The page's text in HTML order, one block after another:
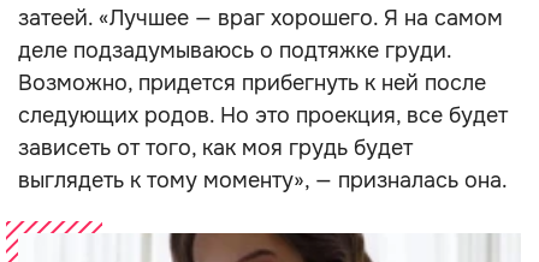
затеей. «Лучшее — враг хорошего. Я на самом
деле подзадумываюсь о подтяжке груди.
Возможно, придется прибегнуть к ней после
следующих родов. Но это проекция, все будет
зависеть от того, как моя грудь будет
выглядеть к тому моменту», — призналась она.